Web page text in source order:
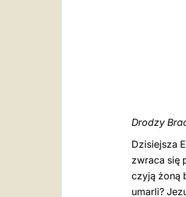
Drodzy
Dzisiejsza
zwraca się
czyją żoną
umarli?